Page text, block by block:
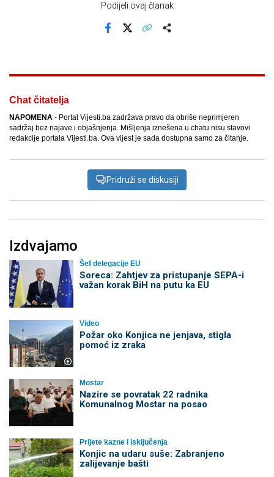
Podijeli ovaj članak
Chat čitatelja
NAPOMENA - Portal Vijesti.ba zadržava pravo da obriše neprimjeren
sadržaj bez najave i objašnjenja. Mišljenja iznešena u chatu nisu stavovi
redakcije portala Vijesti.ba. Ova vijest je sada dostupna samo za čitanje.
Pridruži se diskusiji
Izdvajamo
Šef delegacije EU
Soreca: Zahtjev za pristupanje SEPA-i
važan korak BiH na putu ka EU
Video
Požar oko Konjica ne jenjava, stigla
pomoć iz zraka
Mostar
Nazire se povratak 22 radnika
Komunalnog Mostar na posao
Prijete kazne i isključenja
Konjic na udaru suše: Zabranjeno
zalijevanje bašti